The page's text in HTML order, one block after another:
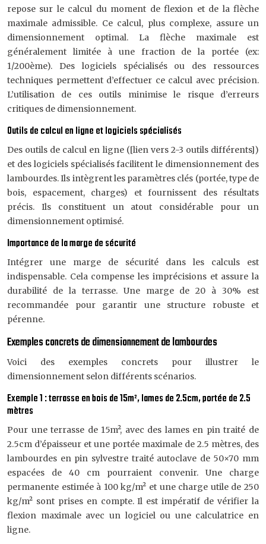
repose sur le calcul du moment de flexion et de la flèche
maximale admissible. Ce calcul, plus complexe, assure un
dimensionnement optimal. La flèche maximale est
généralement limitée à une fraction de la portée (ex:
1/200ème). Des logiciels spécialisés ou des ressources
techniques permettent d’effectuer ce calcul avec précision.
L’utilisation de ces outils minimise le risque d’erreurs
critiques de dimensionnement.
Outils de calcul en ligne et logiciels spécialisés
Des outils de calcul en ligne ([lien vers 2-3 outils différents])
et des logiciels spécialisés facilitent le dimensionnement des
lambourdes. Ils intègrent les paramètres clés (portée, type de
bois, espacement, charges) et fournissent des résultats
précis. Ils constituent un atout considérable pour un
dimensionnement optimisé.
Importance de la marge de sécurité
Intégrer une marge de sécurité dans les calculs est
indispensable. Cela compense les imprécisions et assure la
durabilité de la terrasse. Une marge de 20 à 30% est
recommandée pour garantir une structure robuste et
pérenne.
Exemples concrets de dimensionnement de lambourdes
Voici des exemples concrets pour illustrer le
dimensionnement selon différents scénarios.
Exemple 1 : terrasse en bois de 15m², lames de 2.5cm, portée de 2.5
mètres
Pour une terrasse de 15m², avec des lames en pin traité de
2.5cm d’épaisseur et une portée maximale de 2.5 mètres, des
lambourdes en pin sylvestre traité autoclave de 50×70 mm
espacées de 40 cm pourraient convenir. Une charge
permanente estimée à 100 kg/m² et une charge utile de 250
kg/m² sont prises en compte. Il est impératif de vérifier la
flexion maximale avec un logiciel ou une calculatrice en
ligne.